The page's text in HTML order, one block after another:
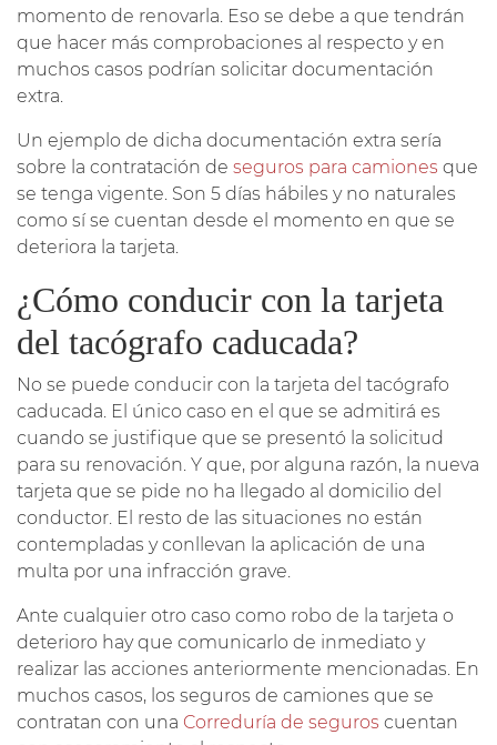
momento de renovarla. Eso se debe a que tendrán
que hacer más comprobaciones al respecto y en
muchos casos podrían solicitar documentación
extra.
Un ejemplo de dicha documentación extra sería
sobre la contratación de seguros para camiones que
se tenga vigente. Son 5 días hábiles y no naturales
como sí se cuentan desde el momento en que se
deteriora la tarjeta.
¿Cómo conducir con la tarjeta
del tacógrafo caducada?
No se puede conducir con la tarjeta del tacógrafo
caducada. El único caso en el que se admitirá es
cuando se justifique que se presentó la solicitud
para su renovación. Y que, por alguna razón, la nueva
tarjeta que se pide no ha llegado al domicilio del
conductor. El resto de las situaciones no están
contempladas y conllevan la aplicación de una
multa por una infracción grave.
Ante cualquier otro caso como robo de la tarjeta o
deterioro hay que comunicarlo de inmediato y
realizar las acciones anteriormente mencionadas. En
muchos casos, los seguros de camiones que se
contratan con una Correduría de seguros cuentan